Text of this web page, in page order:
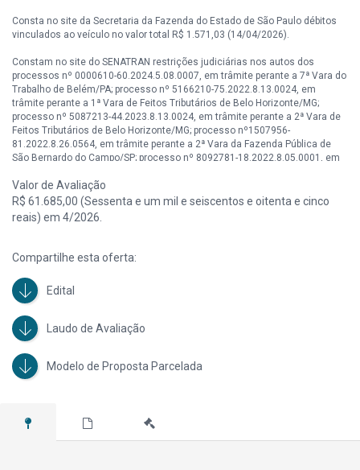
Consta no site da Secretaria da Fazenda do Estado de São Paulo débitos
vinculados ao veículo no valor total R$ 1.571,03 (14/04/2026).
Constam no site do SENATRAN restrições judiciárias nos autos dos
processos nº 0000610-60.2024.5.08.0007, em trâmite perante a 7ª Vara do
Trabalho de Belém/PA; processo nº 5166210-75.2022.8.13.0024, em
trâmite perante a 1ª Vara de Feitos Tributários de Belo Horizonte/MG;
processo nº 5087213-44.2023.8.13.0024, em trâmite perante a 2ª Vara de
Feitos Tributários de Belo Horizonte/MG; processo nº1507956-
81.2022.8.26.0564, em trâmite perante a 2ª Vara da Fazenda Pública de
São Bernardo do Campo/SP; processo nº 8092781-18.2022.8.05.0001, em
nº 0867331-42.2018.8.14.0301, em trâmite perante a Vara de Execução
Fiscal do Estado do Pará/PA; e processo nº 5132909-53.2023.8.21.0001,
em trâmite perante a 14ª Vara da Fazenda Pública de Porto Alegre/RS.
Valor de Avaliação
R$ 61.685,00 (Sessenta e um mil e seiscentos e oitenta e cinco
reais) em 4/2026.
Compartilhe esta oferta:
Edital
Laudo de Avaliação
Modelo de Proposta Parcelada